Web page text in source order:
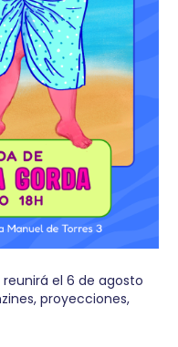
el 6 de agosto
proyecciones,